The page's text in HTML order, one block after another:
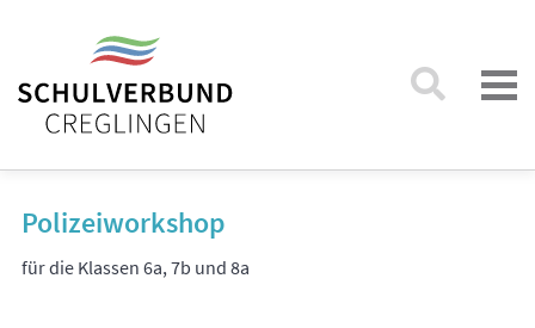
Polizeiworkshop
für die Klassen 6a, 7b und 8a